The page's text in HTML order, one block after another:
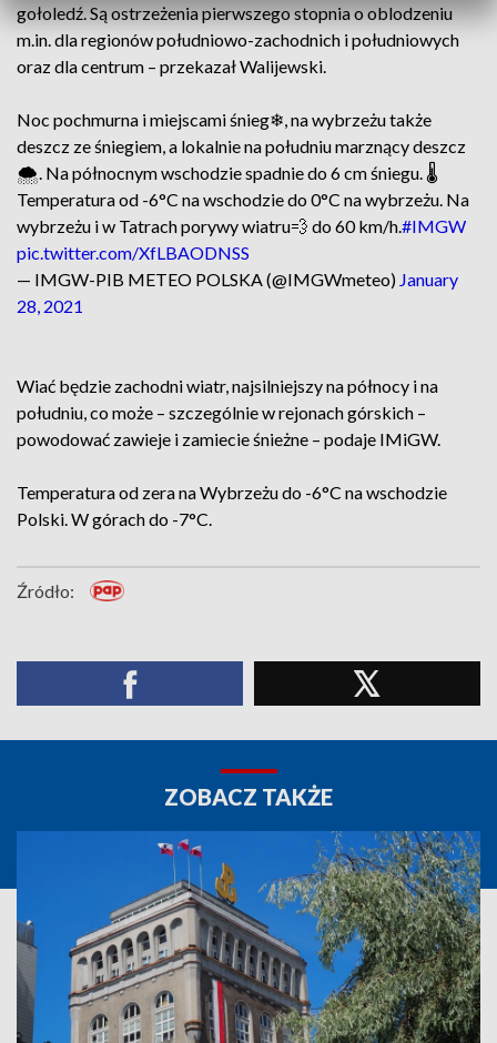
gołoledź. Są ostrzeżenia pierwszego stopnia o oblodzeniu
m.in. dla regionów południowo-zachodnich i południowych
oraz dla centrum – przekazał Walijewski.
Noc pochmurna i miejscami śnieg❄, na wybrzeżu także
deszcz ze śniegiem, a lokalnie na południu marznący deszcz
🌨. Na północnym wschodzie spadnie do 6 cm śniegu. 🌡
Temperatura od -6°C na wschodzie do 0°C na wybrzeżu. Na
wybrzeżu i w Tatrach porywy wiatru💨 do 60 km/h.#IMGW
pic.twitter.com/XfLBAODNSS
— IMGW-PIB METEO POLSKA (@IMGWmeteo) January
28, 2021
Wiać będzie zachodni wiatr, najsilniejszy na północy i na
południu, co może – szczególnie w rejonach górskich –
powodować zawieje i zamiecie śnieżne – podaje IMiGW.
Temperatura od zera na Wybrzeżu do -6°C na wschodzie
Polski. W górach do -7°C.
Źródło:
ZOBACZ TAKŻE